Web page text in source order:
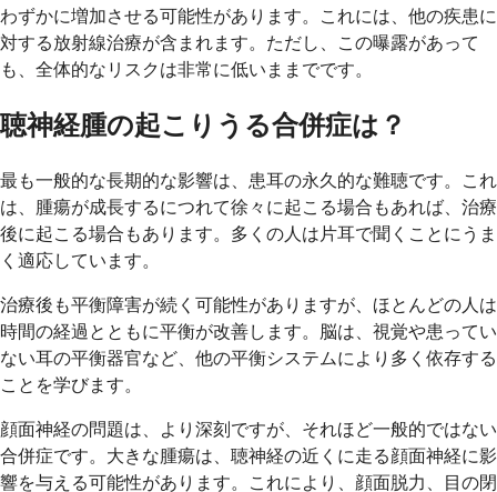
わずかに増加させる可能性があります。これには、他の疾患に
対する放射線治療が含まれます。ただし、この曝露があって
も、全体的なリスクは非常に低いままでです。
聴神経腫の起こりうる合併症は？
最も一般的な長期的な影響は、患耳の永久的な難聴です。これ
は、腫瘍が成長するにつれて徐々に起こる場合もあれば、治療
後に起こる場合もあります。多くの人は片耳で聞くことにうま
く適応しています。
治療後も平衡障害が続く可能性がありますが、ほとんどの人は
時間の経過とともに平衡が改善します。脳は、視覚や患ってい
ない耳の平衡器官など、他の平衡システムにより多く依存する
ことを学びます。
顔面神経の問題は、より深刻ですが、それほど一般的ではない
合併症です。大きな腫瘍は、聴神経の近くに走る顔面神経に影
響を与える可能性があります。これにより、顔面脱力、目の閉